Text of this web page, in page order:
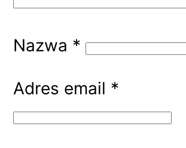
Nazwa *
Adres email *